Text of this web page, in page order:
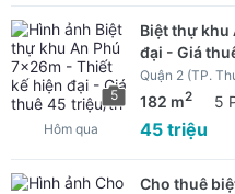
5
Biệt thự khu
đại - Giá
Quận 2 (TP.
182 m2 5
45 triệu
Hôm qua
Cho thuê